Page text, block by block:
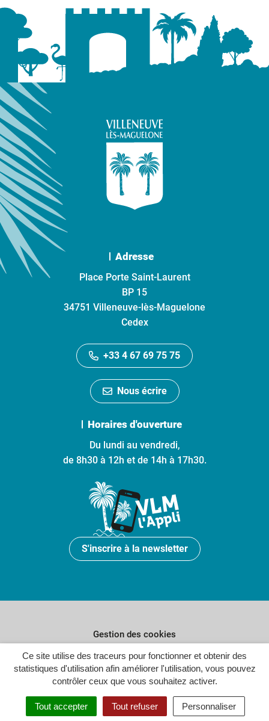
Ce site utilise des traceurs pour fonctionner et obtenir des
statistiques d'utilisation afin améliorer l'utilisation, vous pouvez
contrôler ceux que vous souhaitez activer.
Tout accepter Tout refuser Personnaliser
Adresse
Place Porte Saint-Laurent
BP 15
34751 Villeneuve-lès-Maguelone
Cedex
+33 4 67 69 75 75
Nous écrire
Horaires d'ouverture
Du lundi au vendredi,
de 8h30 à 12h et de 14h à 17h30.
S'inscrire à la newsletter
Gestion des cookies
Plan du site
Politique de confidentialité
Crédits